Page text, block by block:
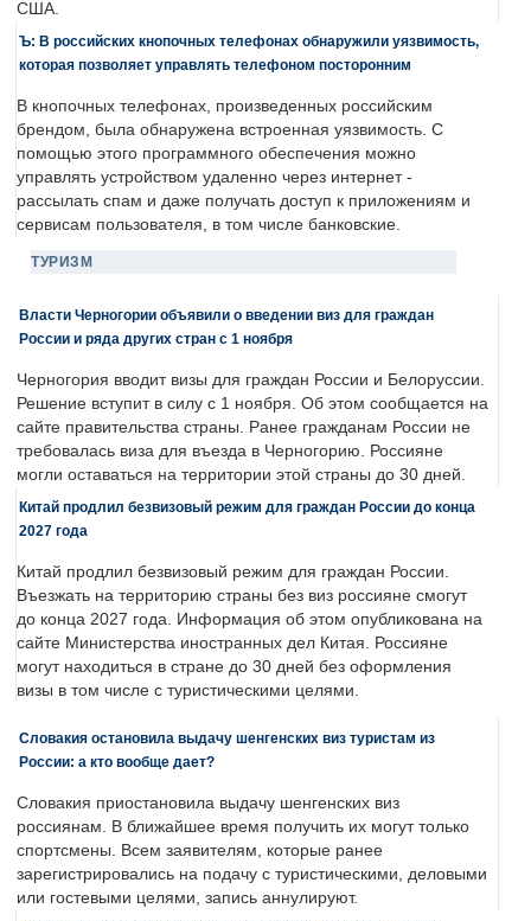
США.
Ъ: В российских кнопочных телефонах обнаружили уязвимость,
которая позволяет управлять телефоном посторонним
В кнопочных телефонах, произведенных российским
брендом, была обнаружена встроенная уязвимость. С
помощью этого программного обеспечения можно
управлять устройством удаленно через интернет -
рассылать спам и даже получать доступ к приложениям и
сервисам пользователя, в том числе банковские.
ТУРИЗМ
Власти Черногории объявили о введении виз для граждан
России и ряда других стран с 1 ноября
Черногория вводит визы для граждан России и Белоруссии.
Решение вступит в силу с 1 ноября. Об этом сообщается на
сайте правительства страны. Ранее гражданам России не
требовалась виза для въезда в Черногорию. Россияне
могли оставаться на территории этой страны до 30 дней.
Китай продлил безвизовый режим для граждан России до конца
2027 года
Китай продлил безвизовый режим для граждан России.
Въезжать на территорию страны без виз россияне смогут
до конца 2027 года. Информация об этом опубликована на
сайте Министерства иностранных дел Китая. Россияне
могут находиться в стране до 30 дней без оформления
визы в том числе с туристическими целями.
Словакия остановила выдачу шенгенских виз туристам из
России: а кто вообще дает?
Словакия приостановила выдачу шенгенских виз
россиянам. В ближайшее время получить их могут только
спортсмены. Всем заявителям, которые ранее
зарегистрировались на подачу с туристическими, деловыми
или гостевыми целями, запись аннулируют.